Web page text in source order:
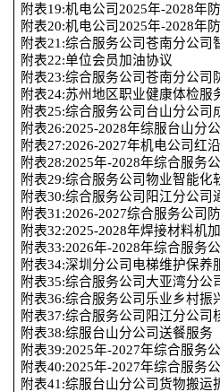
附表19:机电公司2025年-2028年
附表20:机电公司2025年-2028年
附表21:综合服务公司苍南分公司
附表22:单位会员加油协议
附表23:综合服务公司苍南分公司
附表24:苏州地区职业健康体检服
附表25:综合服务公司台山分公司
附表26:2025-2028年综服台山分
附表27:2026-2027年机电公司红
附表28:2025年-2028年综合服务
附表29:综合服务公司物业智能化
附表30:综合服务公司阳江分公司
附表31:2026-2027综合服务公司
附表32:2025-2028年焊接材料机
附表33:2026年-2028年综合服务
附表34:深圳分公司电梯维护保养
附表35:综合服务公司大亚湾分公
附表36:综合服务公司乐业乡村振
附表37:综合服务公司阳江分公司
附表38:综服台山分公司送餐服务
附表39:2025年-2027年综合服务
附表40:2025年-2027年综合服务
附表41:综服台山分公司货物搬运